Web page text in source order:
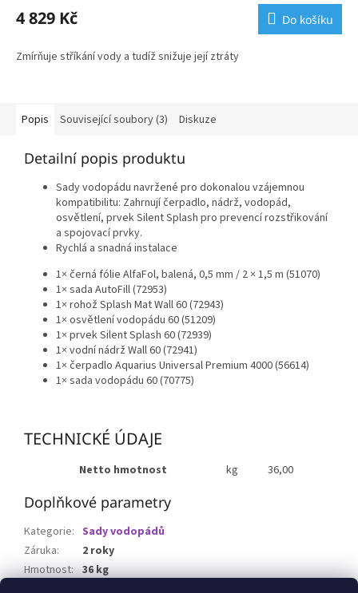
4 829 Kč Do košíku
Zmírňuje stříkání vody a tudíž snižuje její ztráty
Popis Související soubory (3) Diskuze
Detailní popis produktu
Sady vodopádu navržené pro dokonalou vzájemnou
kompatibilitu: Zahrnují čerpadlo, nádrž, vodopád,
osvětlení, prvek Silent Splash pro prevencí rozstřikování
a spojovací prvky.
Rychlá a snadná instalace
1× černá fólie AlfaFol, balená, 0,5 mm / 2 × 1,5 m (51070)
1× sada AutoFill (72953)
1× rohož Splash Mat Wall 60 (72943)
1× osvětlení vodopádu 60 (51209)
1× prvek Silent Splash 60 (72939)
1× vodní nádrž Wall 60 (72941)
1× čerpadlo Aquarius Universal Premium 4000 (56614)
1× sada vodopádu 60 (70775)
TECHNICKÉ ÚDAJE
Netto hmotnost kg 36,00
Doplňkové parametry
Kategorie: Sady vodopádů
Záruka:
2 roky
Hmotnost: 36 kg